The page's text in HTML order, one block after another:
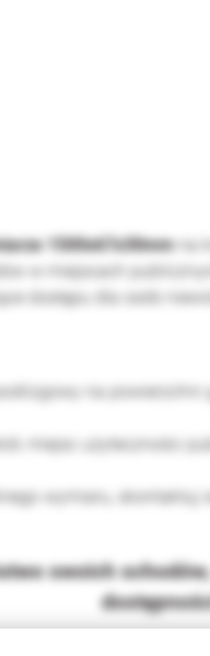
1500x67x30mm na
w miejscach
dostępu dla osób
na powierzchni
miejsc użyteczności
wymiaru, skontaktuj
swoich